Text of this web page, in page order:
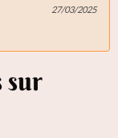
27/03/2025
sur